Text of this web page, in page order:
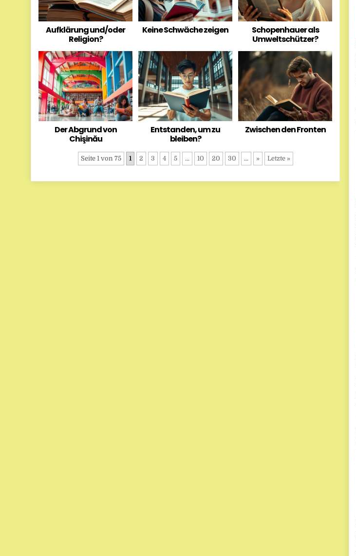
Aufklärung und/oder
Religion?
Keine Schwäche zeigen
Schopenhauer als
Umweltschützer?
Der Abgrund von
Chişinău
Entstanden, um zu
bleiben?
Zwischen den Fronten
Seite 1 von 75 1 2 3 4 5 ... 10 20 30 ... » Letzte »